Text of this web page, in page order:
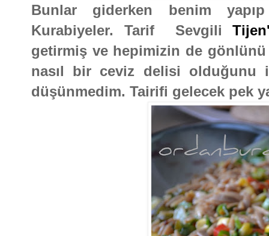
Bunlar giderken benim
Kurabiyeler. Tarif Sevgili
getirmiş ve hepimizin de
nasıl bir ceviz delisi olduğunu
düşünmedim. Tairifi gelecek pek